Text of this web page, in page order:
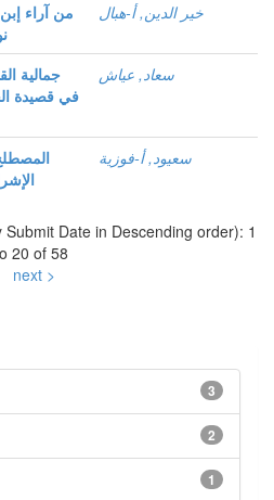
من آراء
خير الدين, أ-هبال
جمالية
في قصيدة
سعاد, عياش
سعيود, أ-فوزية
Date in Descending order): 1
20 of 58
next >
3
2
1